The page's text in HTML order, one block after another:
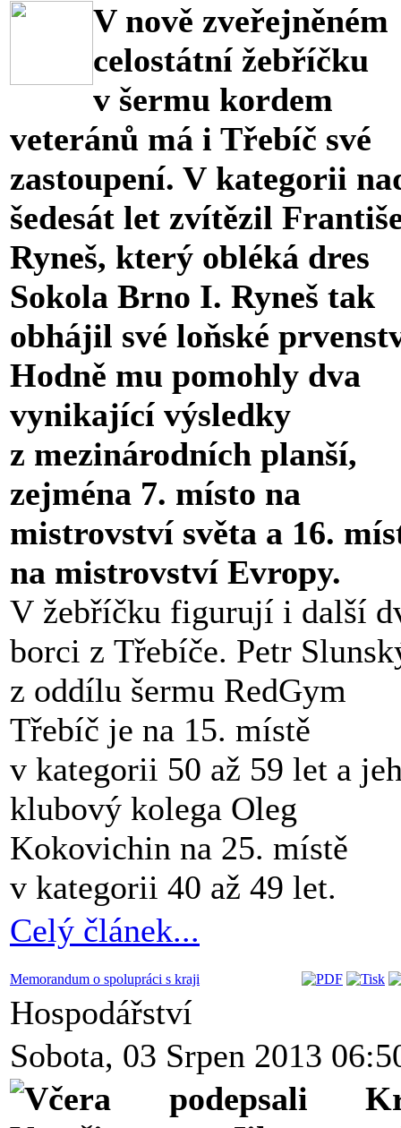
V nově zveřejněném
celostátní žebříčku
v šermu kordem
veteránů má i Třebíč své
zastoupení. V kategorii
šedesát let zvítězil
Ryneš, který obléká dres
Sokola Brno I. Ryneš tak
obhájil své loňské
Hodně mu pomohly dva
vynikající výsledky
z mezinárodních planší,
zejména 7. místo na
mistrovství světa a 16.
na mistrovství Evropy.
V žebříčku figurují i další
borci z Třebíče. Petr
z oddílu šermu RedGym
Třebíč je na 15. místě
v kategorii 50 až 59 let a
klubový kolega Oleg
Kokovichin na 25. místě
v kategorii 40 až 49 let.
Celý článek...
Memorandum o spolupráci s kraji
Hospodářství
Sobota, 03 Srpen 2013
Včera podepsali